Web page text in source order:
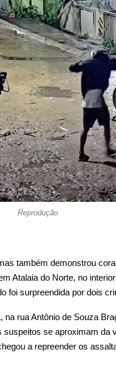
Reprodução
também demonstrou
Atalaia do Norte, no
foi surpreendida por dois
rua Antônio de Souza
se aproximam da
a repreender os